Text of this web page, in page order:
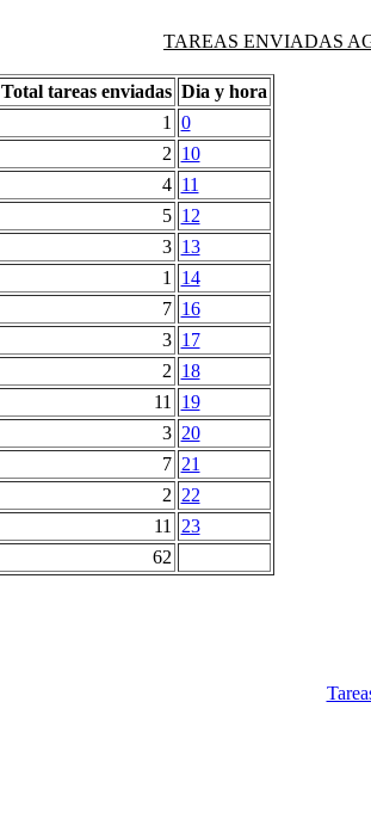
TAREAS ENVIADAS
Total tareas enviadas Dia y hora
1
0
2 10
4 11
5 12
3 13
1
14
7 16
3 17
2 18
11
19
3 20
7 21
2 22
11
23
62